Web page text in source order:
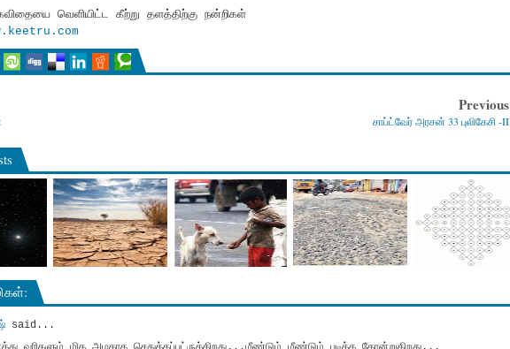
வெளியிட்ட கீற்று தளத்திற்கு நன்றிகள்
Previous
சாப்ட்வேர் அரசன் 33 புலிகேசி -II
said...